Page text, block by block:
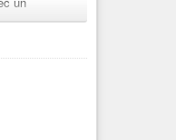
il est vaste.